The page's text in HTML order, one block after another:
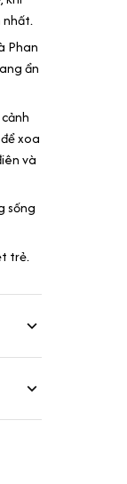
nhất.
Phan
ẩn
xoa
và
sống
trẻ.